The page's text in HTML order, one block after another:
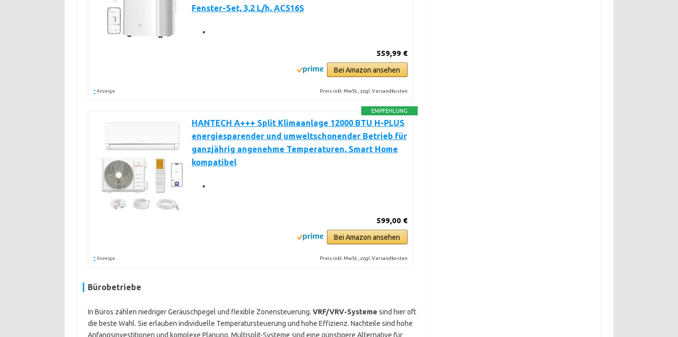
Fenster-Set, 3,2 L/h, AC516S
559,99 €
Bei Amazon ansehen
* Anzeige Preis inkl. MwSt., zzgl. Versandkosten
EMPFEHLUNG
HANTECH A+++ Split Klimaanlage 12000 BTU H-PLUS
energiesparender und umweltschonender Betrieb für
ganzjährig angenehme Temperaturen, Smart Home
kompatibel
599,00 €
Bei Amazon ansehen
* Anzeige Preis inkl. MwSt., zzgl. Versandkosten
Bürobetriebe
In Büros zählen niedriger Geräuschpegel und flexible Zonensteuerung. VRF/VRV-Systeme sind hier oft
die beste Wahl. Sie erlauben individuelle Temperatursteuerung und hohe Effizienz. Nachteile sind hohe
Anfangsinvestitionen und komplexe Planung. Multisplit-Systeme sind eine günstigere Alternative für